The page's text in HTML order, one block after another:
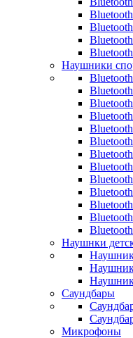
Наушники
Наушнки
Наушник
Саундбары
Микрофоны